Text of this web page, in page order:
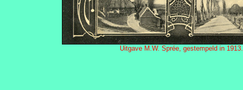
Uitgave M.W. Sprée, gestempeld in 1913.